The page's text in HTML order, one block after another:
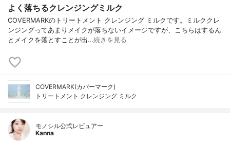
よく落ちるクレンジングミルク
COVERMARKのトリートメント クレンジング ミルクです。ミルククレ
ンジングってあまりメイクが落ちないイメージですが、こちらはするん
とメイクを落とすことが出…続きを見る
COVERMARK(カバーマーク)
トリートメント クレンジング ミルク
モノシル公式レビュアー
Kanna